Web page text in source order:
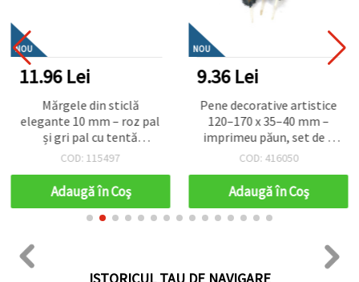
NOU
11.96 Lei
Mărgele din sticlă
elegante 10 mm – roz pal
și gri pal cu tentă
albastră, efect AB, gaură
buc – ideale pentru
bijuterii strălucitoare
handmade/DIY
COD: 115497
Adaugă în Coş
NOU
9.36 Lei
Pene decorative artistice
120–170 x 35–40 mm –
imprimeu păun, set de 5
pentru crafturi exotice,
proiecte DIY
COD: 416050
Adaugă în Coş
ISTORICUL TAU DE NAVIGARE